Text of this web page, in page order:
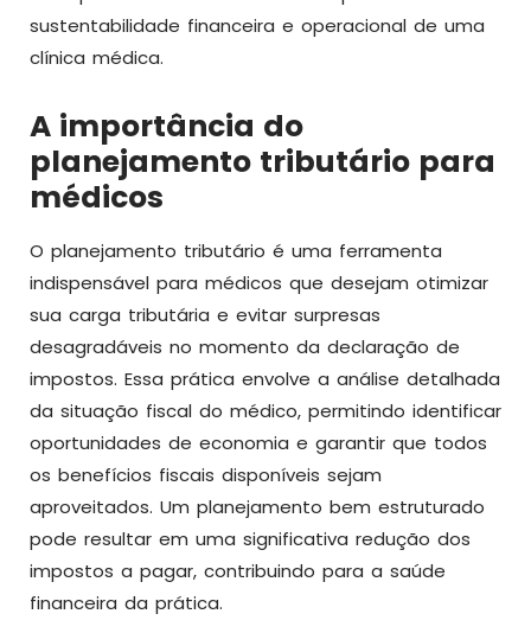
sustentabilidade financeira e operacional de uma
clínica médica.
A importância do
planejamento tributário para
médicos
O planejamento tributário é uma ferramenta
indispensável para médicos que desejam otimizar
sua carga tributária e evitar surpresas
desagradáveis no momento da declaração de
impostos. Essa prática envolve a análise detalhada
da situação fiscal do médico, permitindo identificar
oportunidades de economia e garantir que todos
os benefícios fiscais disponíveis sejam
aproveitados. Um planejamento bem estruturado
pode resultar em uma significativa redução dos
impostos a pagar, contribuindo para a saúde
financeira da prática.